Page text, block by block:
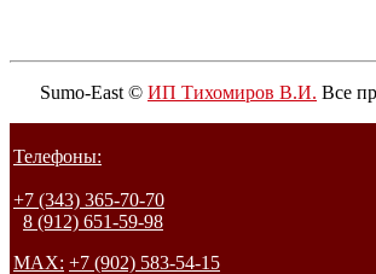
Sumo-East © ИП Тихомиров В.И. Все
Телефоны:
+7 (343) 365-70-70
8 (912) 651-59-98
MAX: +7 (902) 583-54-15